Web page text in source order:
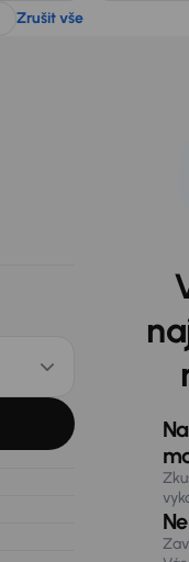
Zrušit vše